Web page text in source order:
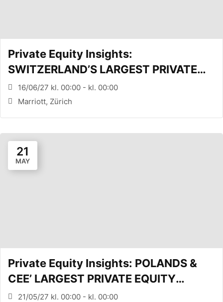
Private Equity Insights:
SWITZERLAND’S LARGEST PRIVATE
EQUITY CONFERENCE (Zürich, CH)
16/06/27 kl. 00:00 - kl. 00:00
Marriott, Zürich
21
MAY
Private Equity Insights: POLANDS &
CEE’ LARGEST PRIVATE EQUITY
CONFERENCE (WARSAW, PL)
21/05/27 kl. 00:00 - kl. 00:00